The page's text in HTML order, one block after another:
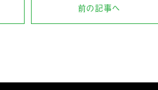
前の記事へ